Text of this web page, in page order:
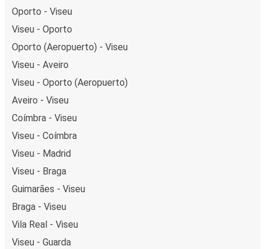
Oporto - Viseu
Viseu - Oporto
Oporto (Aeropuerto) - Viseu
Viseu - Aveiro
Viseu - Oporto (Aeropuerto)
Aveiro - Viseu
Coímbra - Viseu
Viseu - Coímbra
Viseu - Madrid
Viseu - Braga
Guimarães - Viseu
Braga - Viseu
Vila Real - Viseu
Viseu - Guarda